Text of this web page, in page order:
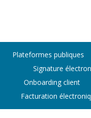
Plateformes publiques
Signature
Onboarding client
Facturation